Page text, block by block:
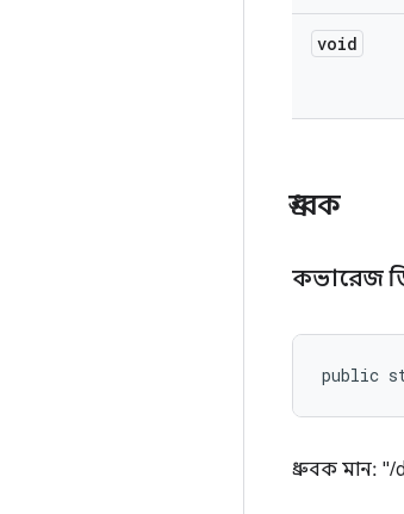
void
ধ্রুবক
কভারেজ
public
ধ্রুবক মান: